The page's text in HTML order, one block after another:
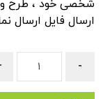
شخصی خود ، طرح و
ارسال فایل ارسال
-